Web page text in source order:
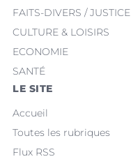
FAITS-DIVERS / JUSTICE
CULTURE & LOISIRS
ECONOMIE
SANTÉ
LE SITE
Accueil
Toutes les rubriques
Flux RSS